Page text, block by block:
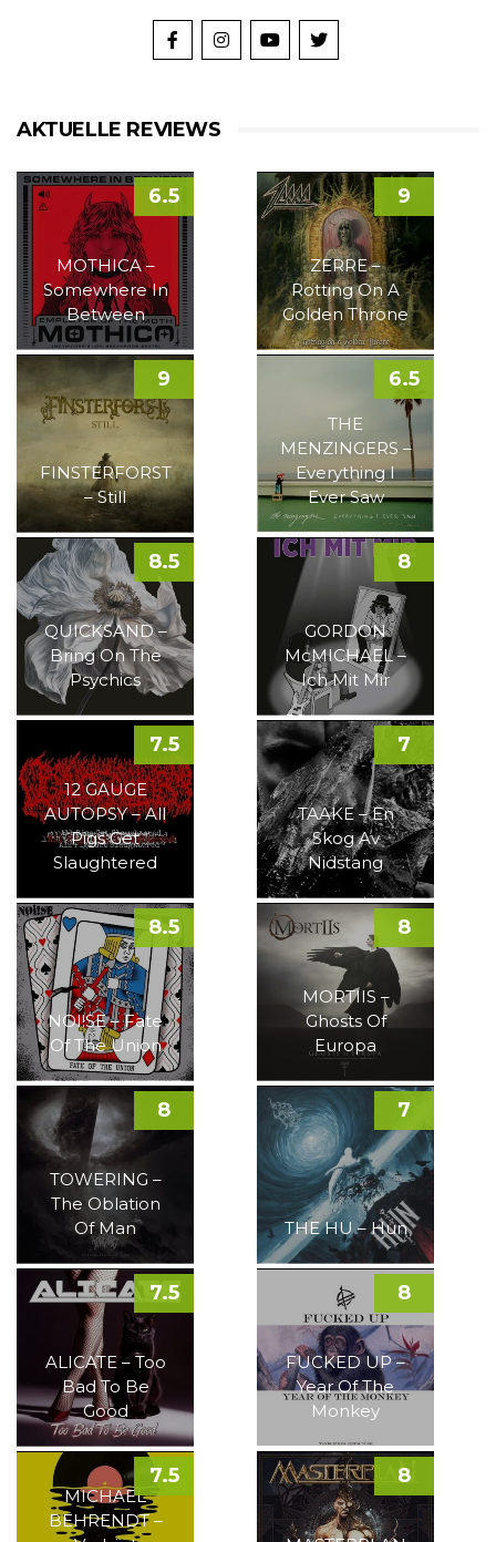
AKTUELLE REVIEWS
MOTHICA –
Somewhere In
Between
6.5
ZERRE –
Rotting On A
Golden Throne
9
FINSTERFORST
– Still
9
THE
MENZINGERS –
Everything I
Ever Saw
6.5
QUICKSAND –
Bring On The
Psychics
8.5
GORDON
McMICHAEL –
Ich Mit Mir
8
12 GAUGE
AUTOPSY – All
Pigs Get
Slaughtered
7.5
TAAKE – En
Skog Av
Nidstang
7
NOI!SE – Fate
Of The Union
8.5
MORTIIS –
Ghosts Of
Europa
8
TOWERING –
The Oblation
Of Man
8
THE HU – Hun
7
ALICATE – Too
Bad To Be
Good
7.5
FUCKED UP –
Year Of The
Monkey
8
MICHAEL
BEHRENDT –
7.5 8